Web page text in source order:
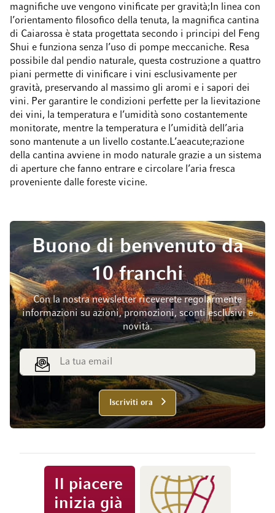
magnifiche uve vengono vinificate per gravità;In linea con
l’orientamento filosofico della tenuta, la magnifica cantina
di Caiarossa è stata progettata secondo i principi del Feng
Shui e funziona senza l’uso di pompe meccaniche. Resa
possibile dal pendio naturale, questa costruzione a quattro
piani permette di vinificare i vini esclusivamente per
gravità, preservando al massimo gli aromi e i sapori dei
vini. Per garantire le condizioni perfette per la lievitazione
dei vini, la temperatura e l’umidità sono costantemente
monitorate, mentre la temperatura e l’umidità dell’aria
sono mantenute a un livello costante.L’aeacute;razione
della cantina avviene in modo naturale grazie a un sistema
di aperture che fanno entrare e circolare l’aria fresca
proveniente dalle foreste vicine.
Buono di benvenuto da
10 franchi
Con la nostra newsletter riceverete regolarmente
informazioni su azioni, promozioni, sconti esclusivi e
novità.
Indirizzo email
Iscriviti ora
Il piacere
inizia già